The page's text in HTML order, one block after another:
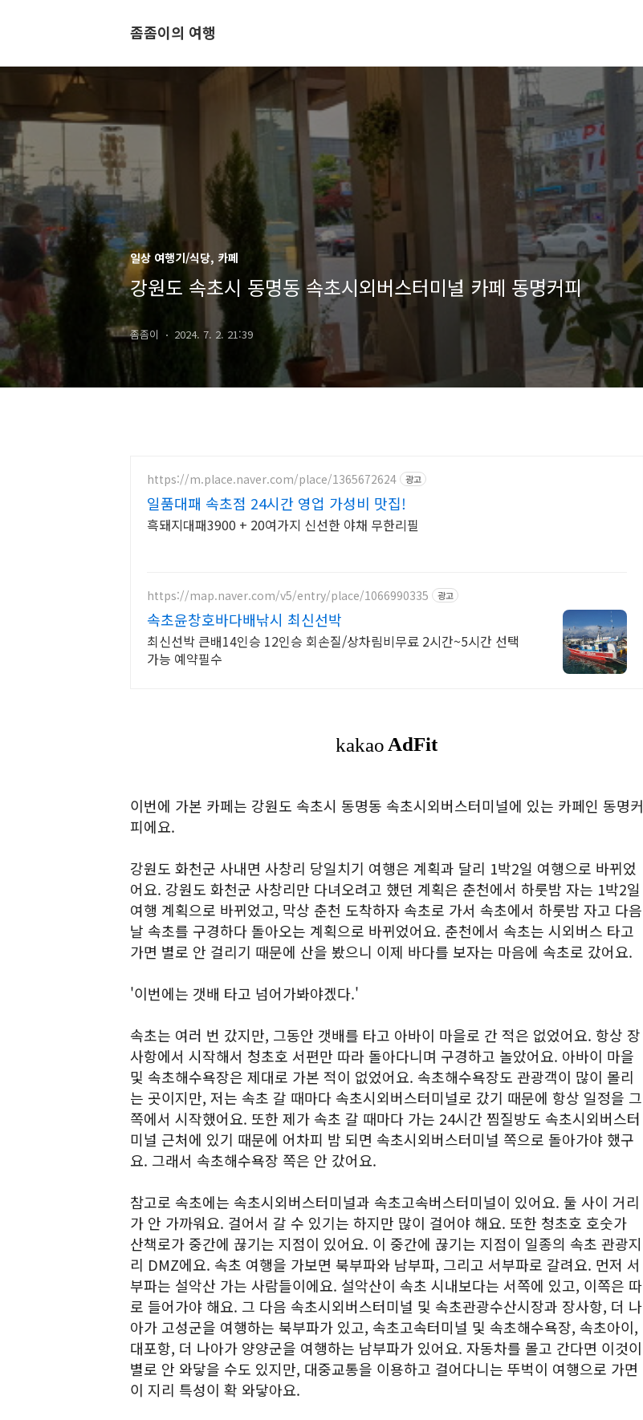
좀좀이의 여행
일상 여행기/식당, 카페
강원도 속초시 동명동 속초시외버스터미널 카페 동명커피
좀좀이 2024. 7. 2. 21:39
https://m.place.naver.com/place/1365672624 광고
일품대패 속초점 24시간 영업 가성비 맛집!
흑돼지대패3900 + 20여가지 신선한 야채 무한리필
https://map.naver.com/v5/entry/place/1066990335 광고
속초윤창호바다배낚시 최신선박
최신선박 큰배14인승 12인승 회손질/상차림비무료 2시간~5시간 선택
가능 예약필수
이번에 가본 카페는 강원도 속초시 동명동 속초시외버스터미널에 있는 카페인 동명커
피에요.
강원도 화천군 사내면 사창리 당일치기 여행은 계획과 달리 1박2일 여행으로 바뀌었
어요. 강원도 화천군 사창리만 다녀오려고 했던 계획은 춘천에서 하룻밤 자는 1박2일
여행 계획으로 바뀌었고, 막상 춘천 도착하자 속초로 가서 속초에서 하룻밤 자고 다음
날 속초를 구경하다 돌아오는 계획으로 바뀌었어요. 춘천에서 속초는 시외버스 타고
가면 별로 안 걸리기 때문에 산을 봤으니 이제 바다를 보자는 마음에 속초로 갔어요.
'이번에는 갯배 타고 넘어가봐야겠다.'
속초는 여러 번 갔지만, 그동안 갯배를 타고 아바이 마을로 간 적은 없었어요. 항상 장
사항에서 시작해서 청초호 서편만 따라 돌아다니며 구경하고 놀았어요. 아바이 마을
및 속초해수욕장은 제대로 가본 적이 없었어요. 속초해수욕장도 관광객이 많이 몰리
는 곳이지만, 저는 속초 갈 때마다 속초시외버스터미널로 갔기 때문에 항상 일정을 그
쪽에서 시작했어요. 또한 제가 속초 갈 때마다 가는 24시간 찜질방도 속초시외버스터
미널 근처에 있기 때문에 어차피 밤 되면 속초시외버스터미널 쪽으로 돌아가야 했구
요. 그래서 속초해수욕장 쪽은 안 갔어요.
참고로 속초에는 속초시외버스터미널과 속초고속버스터미널이 있어요. 둘 사이 거리
가 안 가까워요. 걸어서 갈 수 있기는 하지만 많이 걸어야 해요. 또한 청초호 호숫가
산책로가 중간에 끊기는 지점이 있어요. 이 중간에 끊기는 지점이 일종의 속초 관광지
리 DMZ에요. 속초 여행을 가보면 북부파와 남부파, 그리고 서부파로 갈려요. 먼저 서
부파는 설악산 가는 사람들이에요. 설악산이 속초 시내보다는 서쪽에 있고, 이쪽은 따
로 들어가야 해요. 그 다음 속초시외버스터미널 및 속초관광수산시장과 장사항, 더 나
아가 고성군을 여행하는 북부파가 있고, 속초고속터미널 및 속초해수욕장, 속초아이,
대포항, 더 나아가 양양군을 여행하는 남부파가 있어요. 자동차를 몰고 간다면 이것이
별로 안 와닿을 수도 있지만, 대중교통을 이용하고 걸어다니는 뚜벅이 여행으로 가면
이 지리 특성이 확 와닿아요.